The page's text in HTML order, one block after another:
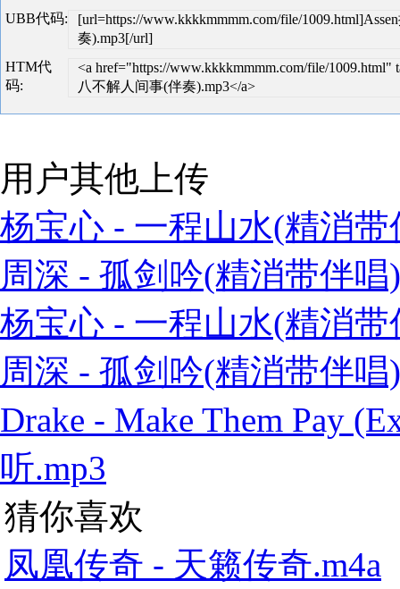
UBB代码:
[url=https://www.kkkkmmmm.com/file/
奏).mp3[/url]
HTM代
码:
<a href="https://www.kkkkmmmm.com/file/1009.html"
八不解人间事(伴奏).mp3</a>
用户其他上传
杨宝心 - 一程山水(精消
周深 - 孤剑吟(精消带伴唱
杨宝心 - 一程山水(精消
周深 - 孤剑吟(精消带伴唱
Drake - Make Them Pay
听.mp3
猜你喜欢
凤凰传奇 - 天籁传奇.m4a